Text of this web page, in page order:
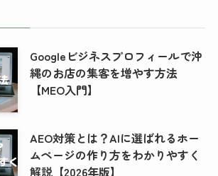
Googleビジネスプロフィールで沖
縄のお店の集客を増やす方法
【MEO入門】
AEO対策とは？AIに選ばれるホー
ムページの作り方をわかりやすく
解説【2026年版】